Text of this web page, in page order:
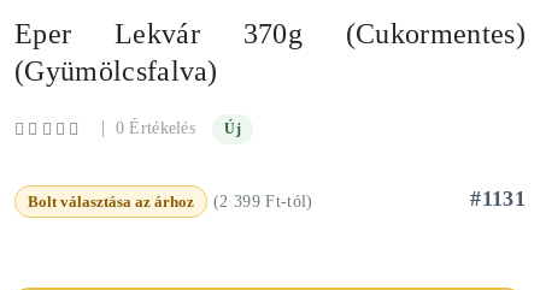
Eper Lekvár 370g (cukormentes)
(Gyümölcsfalva)
| 0 Értékelés Új
Bolt választása az árhoz (2 399 Ft-tól) #1131